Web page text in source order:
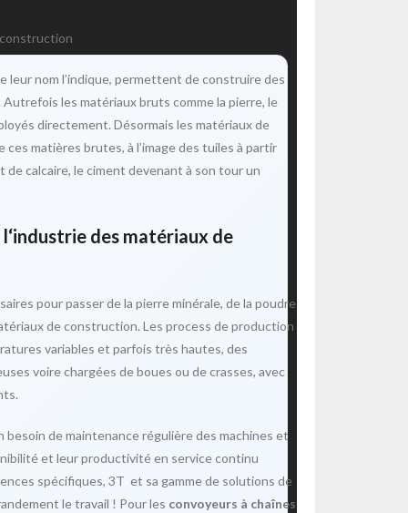
leur nom l’indique, permettent de construire des
les matériaux bruts comme la pierre, le
directement. Désormais les matériaux de
matières brutes, à l’image des tuiles à partir
de calcaire, le ciment devenant à son tour un
ndustrie des matériaux de
pour passer de la pierre minérale, de la poudre
de construction. Les process de production
variables et parfois très hautes, des
voire chargées de boues ou de crasses, avec
de maintenance régulière des machines et
et leur productivité en service continu
spécifiques, 3T et sa gamme de solutions de
le travail ! Pour les convoyeurs à chaînes